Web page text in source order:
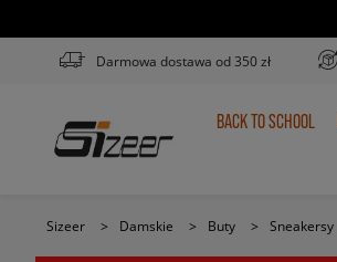
Darmowa dostawa od 350 zł
BACK
BACK TO SCHOOL
Sizeer > Damskie > Buty > Sneakersy